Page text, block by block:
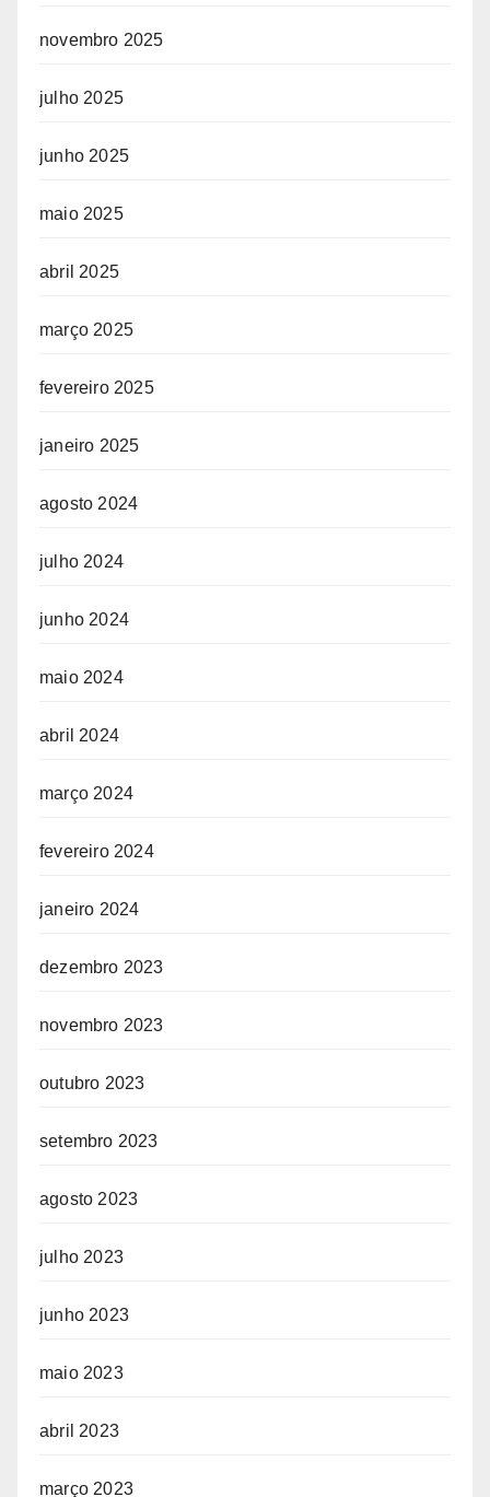
novembro 2025
julho 2025
junho 2025
maio 2025
abril 2025
março 2025
fevereiro 2025
janeiro 2025
agosto 2024
julho 2024
junho 2024
maio 2024
abril 2024
março 2024
fevereiro 2024
janeiro 2024
dezembro 2023
novembro 2023
outubro 2023
setembro 2023
agosto 2023
julho 2023
junho 2023
maio 2023
abril 2023
março 2023